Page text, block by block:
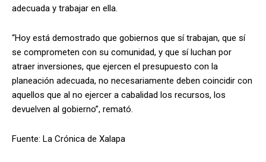
adecuada y trabajar en ella.
“Hoy está demostrado que gobiernos que sí trabajan, que sí
se comprometen con su comunidad, y que sí luchan por
atraer inversiones, que ejercen el presupuesto con la
planeación adecuada, no necesariamente deben coincidir con
aquellos que al no ejercer a cabalidad los recursos, los
devuelven al gobierno”, remató.
Fuente: La Crónica de Xalapa